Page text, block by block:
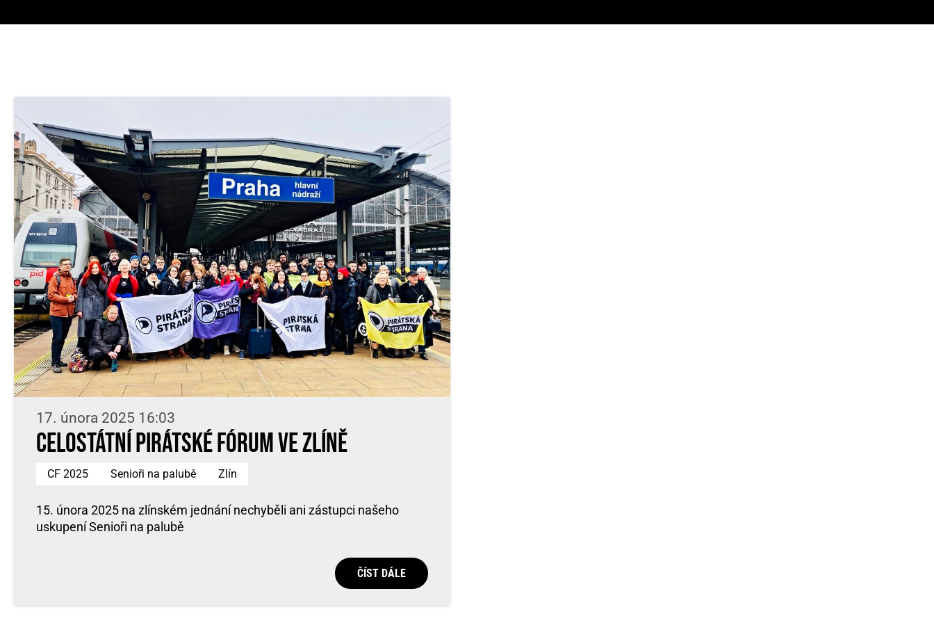
17. února 2025 16:03
Celostátní pirátské fórum ve Zlíně
CF 2025 Senioři na palubě Zlín
15. února 2025 na zlínském jednání nechyběli ani zástupci našeho
uskupení Senioři na palubě
ČÍST DÁLE